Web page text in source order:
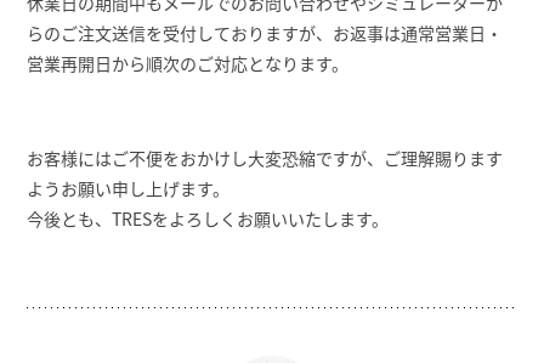
らのご注文送信を受付しておりますが、お返事は通常営業日・
営業再開日から順次のご対応となります。
お客様にはご不便をおかけし大変恐縮ですが、ご理解賜ります
ようお願い申し上げます。
今後とも、TRESをよろしくお願いいたします。